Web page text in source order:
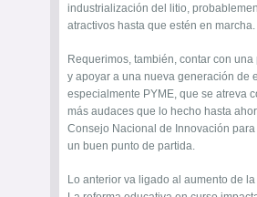
industrialización del litio,
atractivos hasta que estén en marcha.
Requerimos, también, contar con
y apoyar a una nueva generación de
especialmente PYME, que se atreva
más audaces que lo hecho hasta
Consejo Nacional de Innovación
un buen punto de partida.
Lo anterior va ligado al aumento de la